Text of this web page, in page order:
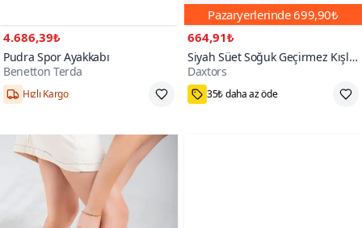
4.686,39₺
Pudra Spor Ayakkabı
Benetton Terda
Hızlı Kargo
Pazaryerlerinde699,90₺
664,91₺
Siyah Süet Soğuk Geçirmez Kışlık
Bot
Daxtors
1000+
35₺ daha az öde